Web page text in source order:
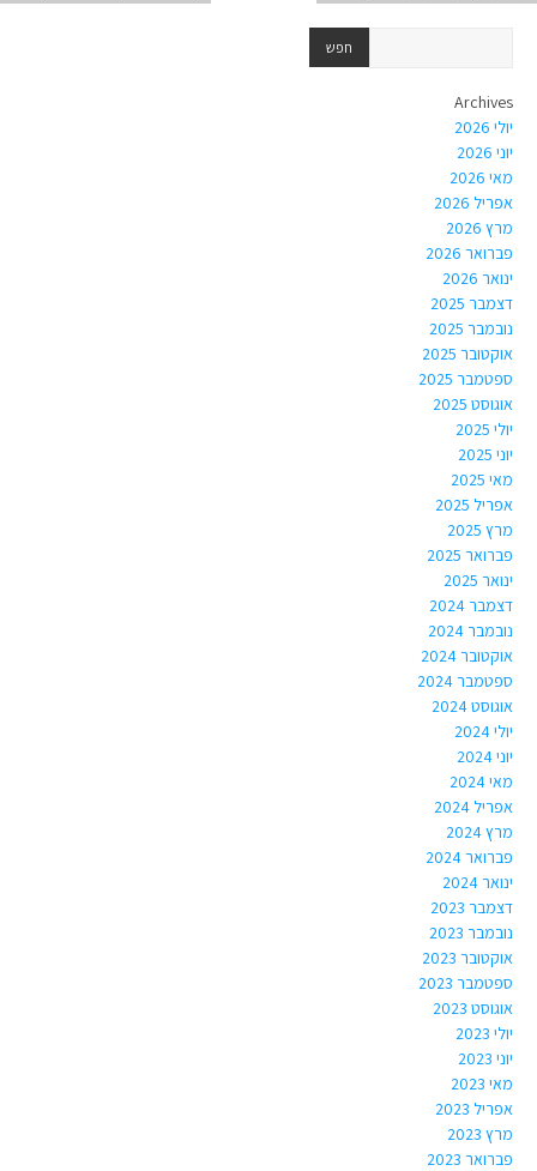
Archives
יולי 2026
יוני 2026
מאי 2026
אפריל 2026
מרץ 2026
פברואר 2026
ינואר 2026
דצמבר 2025
נובמבר 2025
אוקטובר 2025
ספטמבר 2025
אוגוסט 2025
יולי 2025
יוני 2025
מאי 2025
אפריל 2025
מרץ 2025
פברואר 2025
ינואר 2025
דצמבר 2024
נובמבר 2024
אוקטובר 2024
ספטמבר 2024
אוגוסט 2024
יולי 2024
יוני 2024
מאי 2024
אפריל 2024
מרץ 2024
פברואר 2024
ינואר 2024
דצמבר 2023
נובמבר 2023
אוקטובר 2023
ספטמבר 2023
אוגוסט 2023
יולי 2023
יוני 2023
מאי 2023
אפריל 2023
מרץ 2023
פברואר 2023